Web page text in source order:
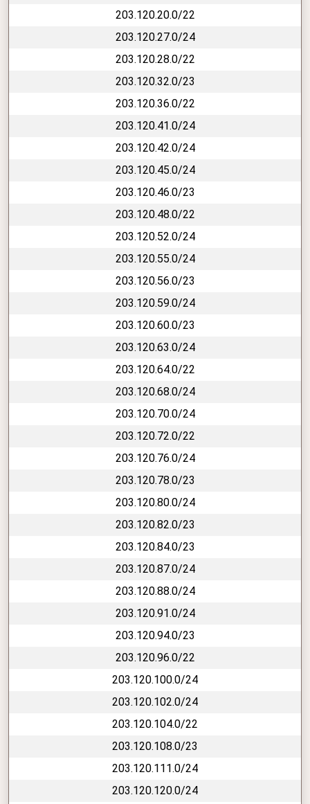
203.120.20.0/22
203.120.27.0/24
203.120.28.0/22
203.120.32.0/23
203.120.36.0/22
203.120.41.0/24
203.120.42.0/24
203.120.45.0/24
203.120.46.0/23
203.120.48.0/22
203.120.52.0/24
203.120.55.0/24
203.120.56.0/23
203.120.59.0/24
203.120.60.0/23
203.120.63.0/24
203.120.64.0/22
203.120.68.0/24
203.120.70.0/24
203.120.72.0/22
203.120.76.0/24
203.120.78.0/23
203.120.80.0/24
203.120.82.0/23
203.120.84.0/23
203.120.87.0/24
203.120.88.0/24
203.120.91.0/24
203.120.94.0/23
203.120.96.0/22
203.120.100.0/24
203.120.102.0/24
203.120.104.0/22
203.120.108.0/23
203.120.111.0/24
203.120.120.0/24